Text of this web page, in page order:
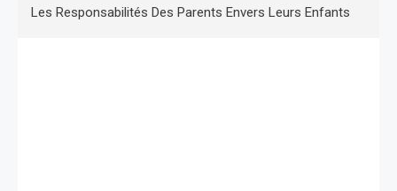
Les Responsabilités Des Parents Envers Leurs Enfants